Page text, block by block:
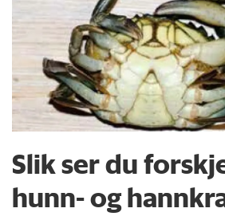
Slik ser du
hunn- og